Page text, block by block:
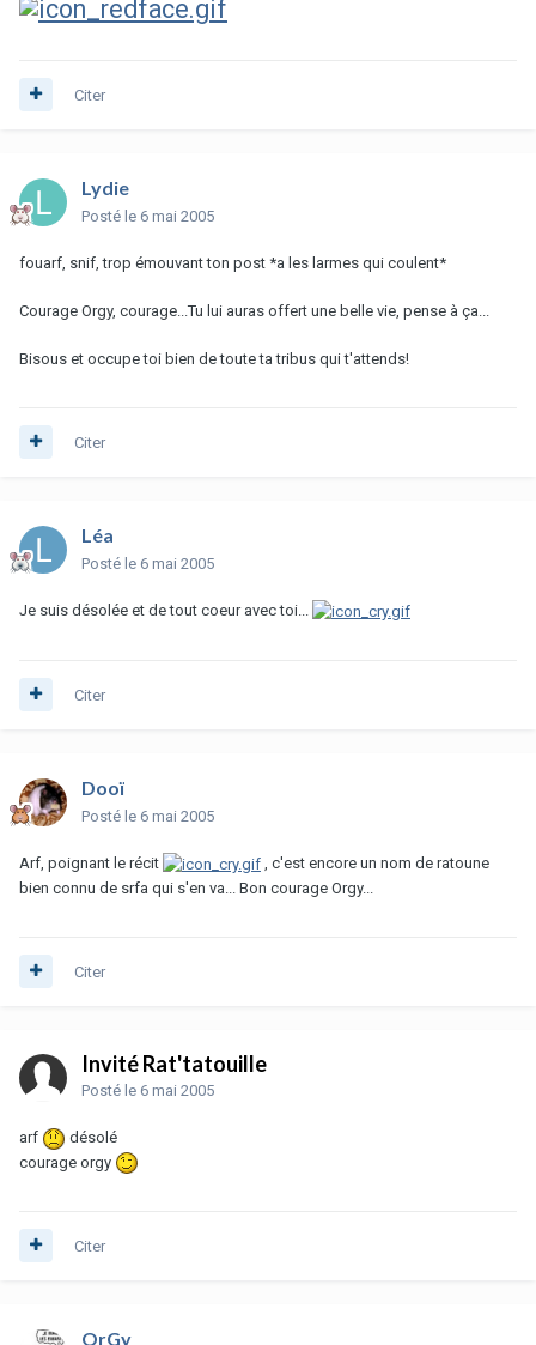
Citer
Lydie
Posté le 6 mai 2005
fouarf, snif, trop émouvant ton post *a les larmes qui coulent*
Courage Orgy, courage...Tu lui auras offert une belle vie, pense à ça...
Bisous et occupe toi bien de toute ta tribus qui t'attends!
Citer
Léa
Posté le 6 mai 2005
Je suis désolée et de tout coeur avec toi...
Citer
Dooï
Posté le 6 mai 2005
Arf, poignant le récit
, c'est encore un nom de ratoune
bien connu de srfa qui s'en va... Bon courage Orgy...
Citer
Invité Rat'tatouille
Posté le 6 mai 2005
arf
désolé
courage orgy
Citer
OrGy